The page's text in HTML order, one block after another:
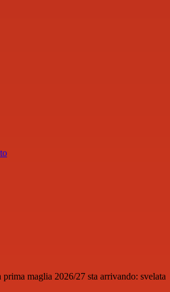
maglia 2026/27 sta arrivando: svelata